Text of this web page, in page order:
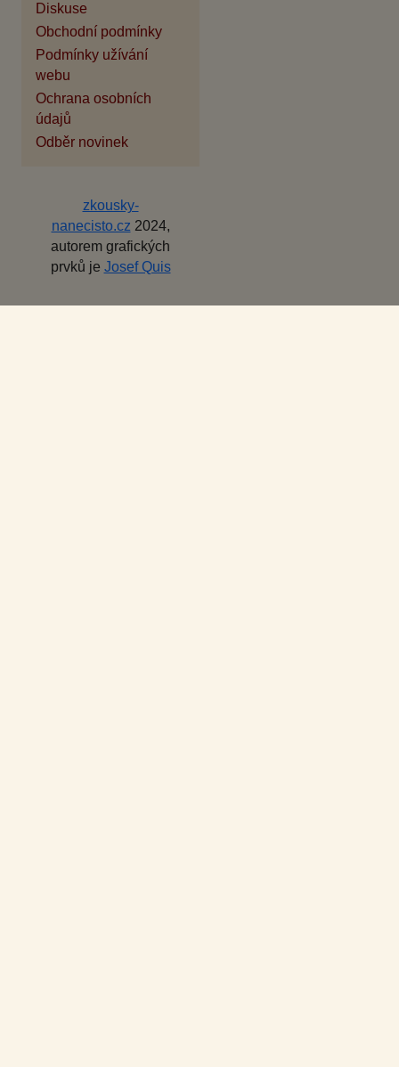
Diskuse
Obchodní podmínky
Podmínky užívání
webu
Ochrana osobních
údajů
Odběr novinek
zkousky-
nanecisto.cz 2024,
autorem grafických
prvků je Josef Quis